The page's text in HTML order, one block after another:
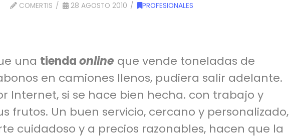
COMERTIS 28 AGOSTO 2010 PROFESIONALES
una tiendaonline que vende toneladas de
en camiones llenos, pudiera salir adelante.
Internet, si se hace bien hecha. con trabajo y
frutos. Un buen servicio, cercano y personalizado,
cuidadoso y a precios razonables, hacen que la